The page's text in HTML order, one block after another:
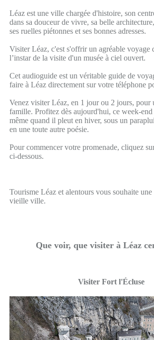
Léaz est une ville chargée d'histoire, son
dans sa douceur de vivre, sa belle
ses ruelles piétonnes et ses bonnes adresses.
Visiter Léaz, c'est s'offrir un agréable voyage
l’instar de la visite d'un musée à ciel ouvert.
Cet audioguide est un véritable guide de
faire à Léaz directement sur votre téléphone
Venez visiter Léaz, en 1 jour ou 2 jours, pour
famille. Profitez dès aujourd'hui, ce week-end
même quand il pleut en hiver, sous un
en une toute autre poésie.
Pour commencer votre promenade, cliquez
ci-dessous.
Tourisme Léaz et alentours vous souhaite
vieille ville.
Que voir, que visiter à Léaz
Visiter Fort l'Écluse